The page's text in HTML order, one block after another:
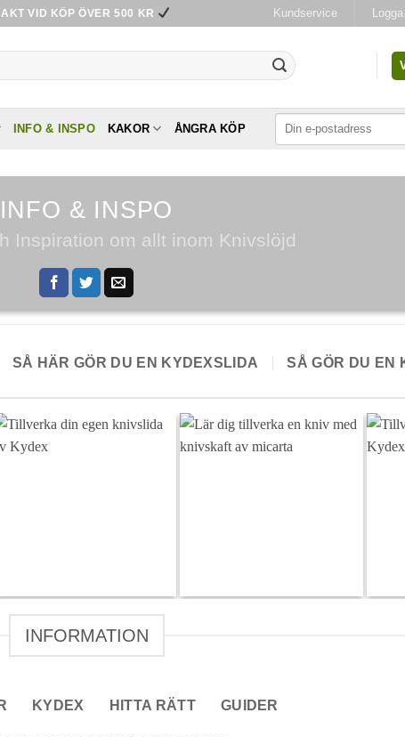
VID KÖP ÖVER 500 KR Kundservice
INFO & INSPO KAKOR ÅNGRA KÖP
INFO & INSPO
Inspiration om allt inom Knivslöjd
SÅ HÄR GÖR DU EN KYDEXSLIDA SÅ GÖR DU EN
INFORMATION
KYDEX HITTA RÄTT GUIDER